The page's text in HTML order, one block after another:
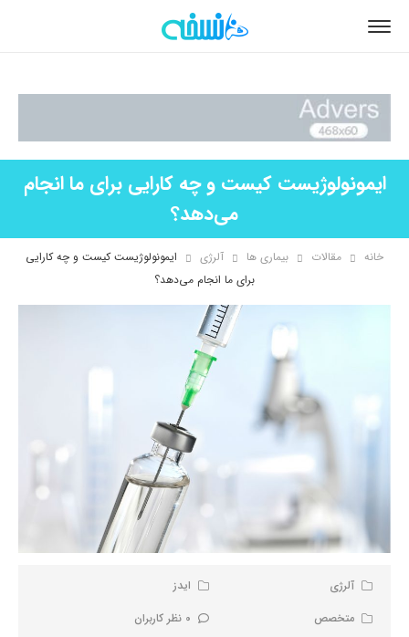
ایمونولوژیست کیست و چه کارایی برای ما انجام
می‌دهد؟
خانه مقالات بیماری ها آلرژی
ایمونولوژیست کیست و چه کارایی
برای ما انجام می‌دهد؟
آلرژی
ایدز
متخصص
0 نظر کاربران